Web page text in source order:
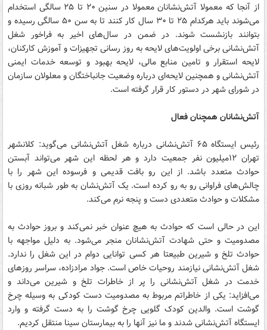
از آنجا که معمولا آتش‌نشانان معمولا در سنین ۲۰ تا ۲۵ سالگی استخدام
می‌شوند باید هرکدام ۲۵ تا ۳۰ سال کار کنند تا به سن ۵۰ سالگی رسیده و
بتوانند بازنشست شوند. در ضمن در سال‌های اخیر به فراخور شغل
آتش‌نشانی برخی اولویت‌های لایحه به روز رسانی تجهیزات و آموزش کارکنان،
لایحه استقرار و تامین منابع مالی، لایحه بهبود و توسعه خدمات ایمنی
آتش‌نشانی و همچنین لایحه‌ای درباره وضعیت جانباختگان و معلولان سازمان
در شورای شهر در دستور کار قرار گرفته است.
آتش‌نشانان همچنان فعال
رئیس ایستگاه ۶۵ آتش‌نشانی درباره شغل آتش‌نشانی می‌گوید: کلانشهر
تهران ۱۲میلیون نفر جمعیت دارد و هر لحظه این شهر می‌تواند آبستن
حوادث متعدد باشد. از این رو بافت قدیمی و فرسوده این شهر را با
چالش‌های فراوانی رو به رو کرده است. یک آتش‌نشان به طور شبانه روزی با
مشکلات و حوادث متعددی دست و پنجه نرم می‌کند.
این در حالی است که حوادث به هیچ عنوان خبر نمی‌کند و بروز حوادث به
مصدومیت و حتی شهادت آتش‌نشانان منجر می‌شود. به دلیل مواجهه با
حوادث تلخ و شیرین طبیعتا هر کسی توانایی دوام در این شغل را ندارد.
شغل آتش‌نشانی نیازمند روحیات خاص است. جواد مرادزاده، سراسر روزهای
خدمت در شغل آتش‌نشانی را پر از خاطرات تلخ و شیرین می‌داند و
می‌افزاید: یکی از خاطراتم مربوط به مصدومیت دست کودکی به وسیله چرخ
گوشت است. والدین کودک گلویی چرخ گوشت را به دست گرفته و وارد
ایستگاه آتش‌نشانی شدند و ما نیز آنها را به بیمارستان سینا منتقل کردیم.